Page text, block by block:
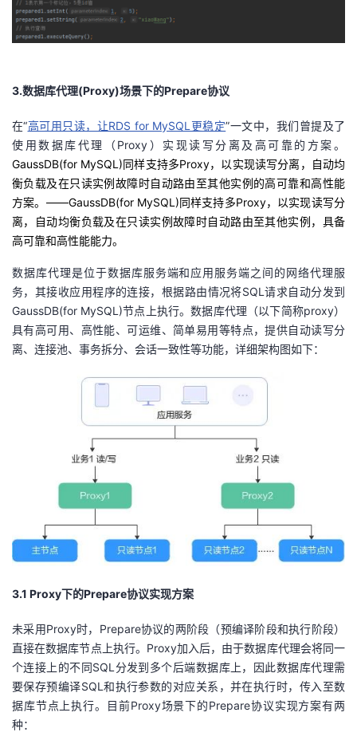
堂
的
课
程
我
的
认
证
我
的
实
验
我
的
收
藏
我
的
技
术
支
持
我
的
云
声
建
议
3.数据库代理(Proxy)场景下的Prepare协议
在“高可用只读，让RDS for MySQL更稳定”一文中，我们曾提及了
使用数据库代理（ Proxy ）实现读写分离及高可靠的方案。
GaussDB(for MySQL)同样支持多Proxy，以实现读写分离，自动均
衡负载及在只读实例故障时自动路由至其他实例的高可靠和高性能
方案。——GaussDB(for MySQL)同样支持多Proxy，以实现读写分
离，自动均衡负载及在只读实例故障时自动路由至其他实例，具备
高可靠和高性能能力。
数据库代理是位于数据库服务端和应用服务端之间的网络代理服
务，其接收应用程序的连接，根据路由情况将SQL 请求自动分发到
GaussDB(for MySQL)节点上执行。数据库代理（以下简称proxy）
具有高可用、高性能、可运维、简单易用等特点，提供自动读写分
离、连接池、事务拆分、会话一致性等功能，详细架构图如下：
3.1 Proxy下的Prepare协议实现方案
未采用Proxy时， Prepare协议的两阶段（预编译阶段和执行阶段）
直接在数据库节点上执行。 Proxy加入后，由于数据库代理会将同一
个连接上的不同SQL 分发到多个后端数据库上，因此数据库代理需
要保存预编译SQL 和执行参数的对应关系，并在执行时，传入至数
据库节点上执行。目前Proxy场景下的Prepare协议实现方案有两
种：